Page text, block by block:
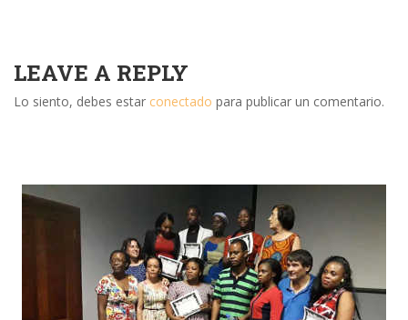
LEAVE A REPLY
Lo siento, debes estar conectado para publicar un comentario.